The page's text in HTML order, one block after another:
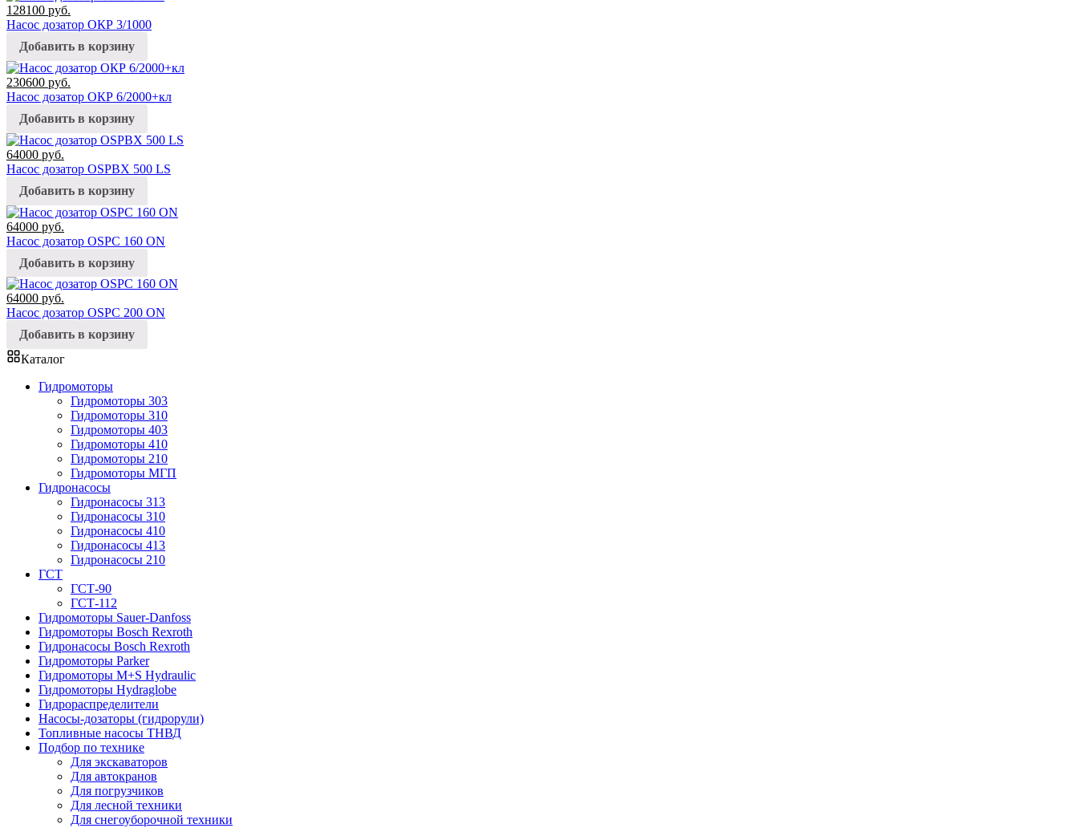
128100 руб.
Насос дозатор ОКР 3/1000
Добавить в корзину
230600 руб.
Насос дозатор ОКР 6/2000+кл
Добавить в корзину
64000 руб.
Насос дозатор OSPBX 500 LS
Добавить в корзину
64000 руб.
Насос дозатор OSPC 160 ON
Добавить в корзину
64000 руб.
Насос дозатор OSPC 200 ON
Добавить в корзину
Каталог
Гидромоторы
Гидромоторы 303
Гидромоторы 310
Гидромоторы 403
Гидромоторы 410
Гидромоторы 210
Гидромоторы МГП
Гидронасосы
Гидронасосы 313
Гидронасосы 310
Гидронасосы 410
Гидронасосы 413
Гидронасосы 210
ГСТ
ГСТ-90
ГСТ-112
Гидромоторы Sauer-Danfoss
Гидромоторы Bosch Rexroth
Гидронасосы Bosch Rexroth
Гидромоторы Parker
Гидромоторы M+S Hydraulic
Гидромоторы Hydraglobe
Гидрораспределители
Насосы-дозаторы (гидрорули)
Топливные насосы ТНВД
Подбор по технике
Для экскаваторов
Для автокранов
Для погрузчиков
Для лесной техники
Для снегоуборочной техники